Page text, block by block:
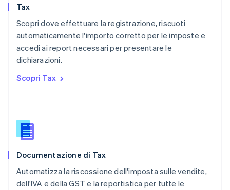
Tax
Scopri dove effettuare la registrazione, riscuoti
automaticamente l'importo corretto per le imposte e
accedi ai report necessari per presentare le
dichiarazioni.
Scopri Tax
Documentazione di Tax
Automatizza la riscossione dell'imposta sulle vendite,
dell'IVA e della GST e la reportistica per tutte le
English
Portogallo
RAS di Hong Kong, Cina
English简体中文
Regno Unito
English
English
Singapore
Slovacchia
English
Slovenia